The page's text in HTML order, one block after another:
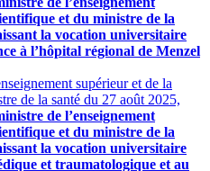
et du ministre de la
la vocation universitaire
à l’hôpital régional de Menzel
supérieur et de la
de la santé du 27 août 2025,
de l’enseignement
et du ministre de la
la vocation universitaire
et traumatologique et au